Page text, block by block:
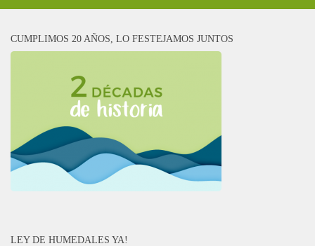
CUMPLIMOS 20 AÑOS, LO FESTEJAMOS JUNTOS
LEY DE HUMEDALES YA!